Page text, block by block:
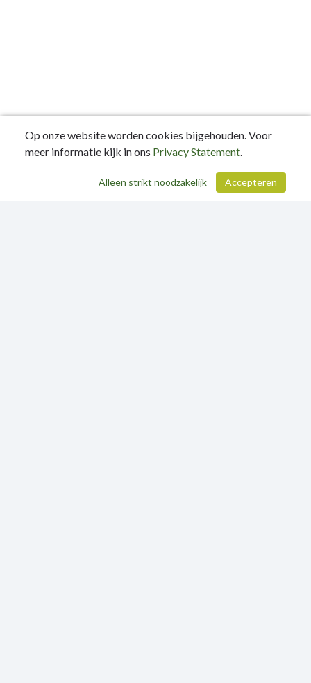
/ 146
Op onze website worden cookies bijgehouden. Voor
meer informatie kijk in ons Privacy Statement.
Accepteren
Alleen strikt noodzakelijk